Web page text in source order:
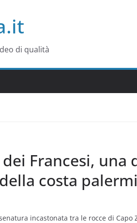
di qualità
Francesi, una
costa
incastonata tra le rocce di Capo